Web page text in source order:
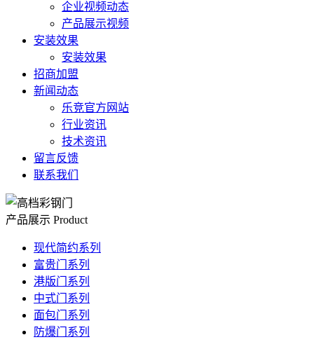
企业视频动态
产品展示视频
安装效果
安装效果
招商加盟
新闻动态
乐竞官方网站
行业资讯
技术资讯
留言反馈
联系我们
产品展示 Product
现代简约系列
富贵门系列
港版门系列
中式门系列
面包门系列
防爆门系列